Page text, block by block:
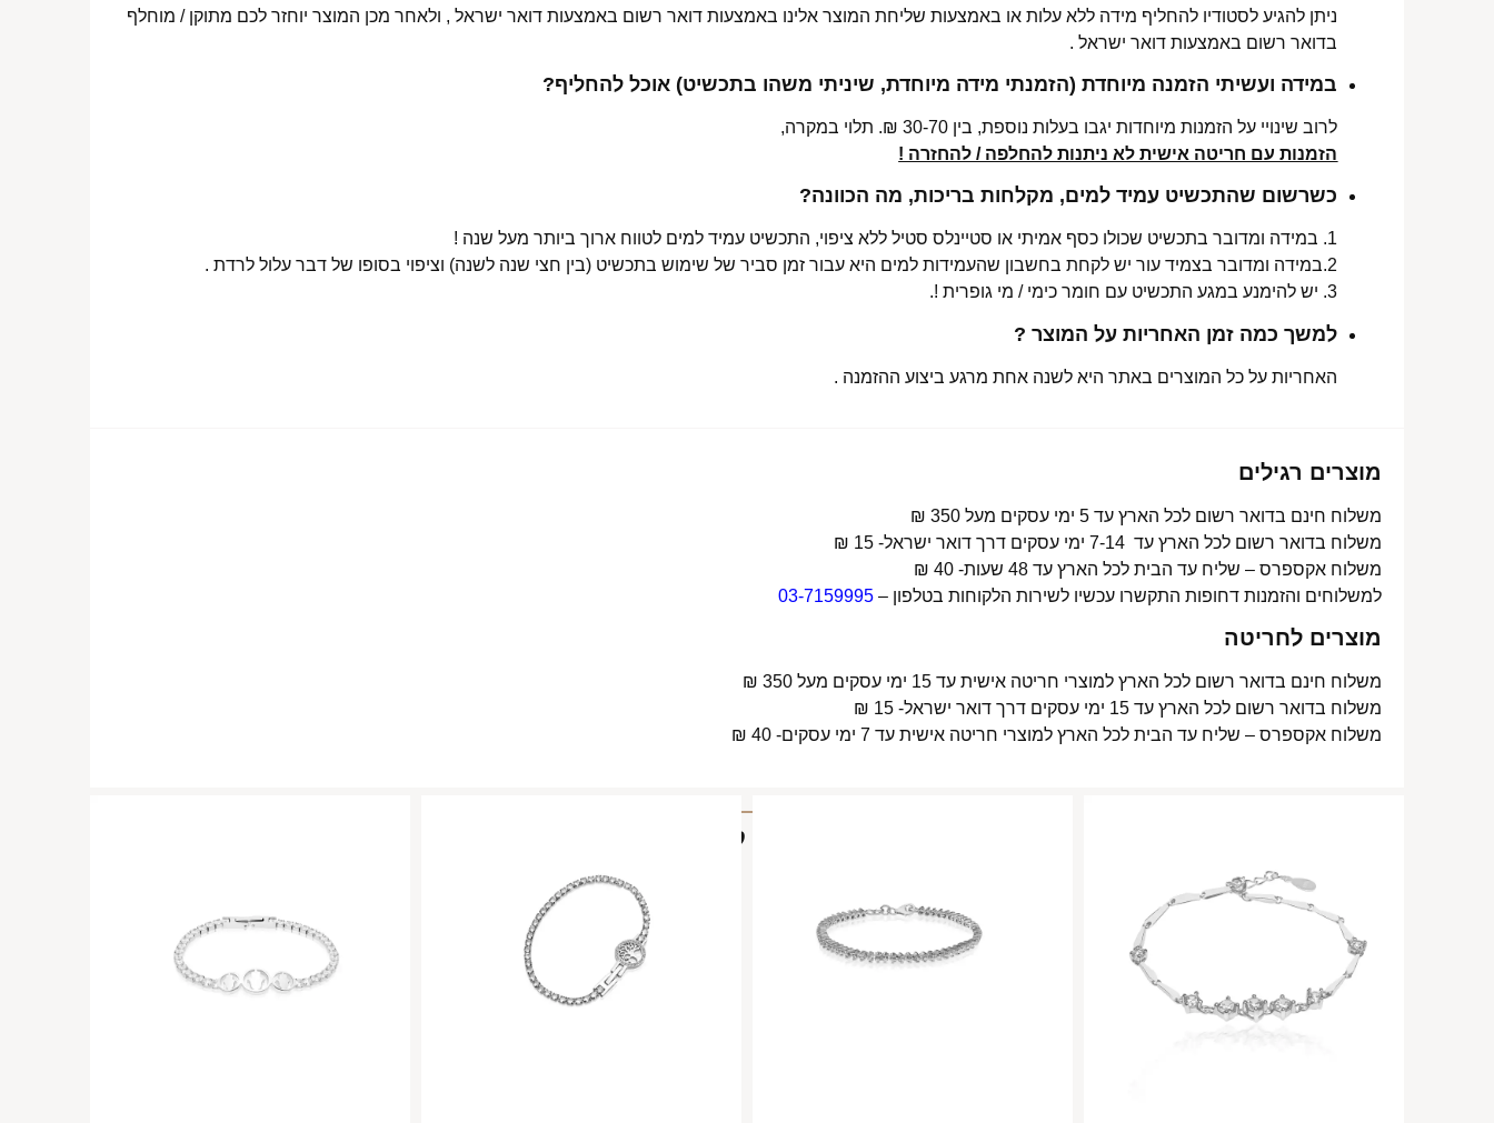
ניתן להגיע לסטודיו להחליף מידה ללא עלות או באמצעות שליחת המוצר אלינו באמצעות דואר רשום באמצעות דואר ישראל , ולאחר מכן המוצר יוחזר לכם מתוקן / מוחלף
בדואר רשום באמצעות דואר ישראל .
במידה ועשיתי הזמנה מיוחדת (הזמנתי מידה מיוחדת, שיניתי משהו בתכשיט) אוכל להחליף?
לרוב שינויי על הזמנות מיוחדות יגבו בעלות נוספת, בין 30-70 ₪. תלוי במקרה,
הזמנות עם חריטה אישית לא ניתנות להחלפה / להחזרה !
כשרשום שהתכשיט עמיד למים, מקלחות בריכות, מה הכוונה?
1. במידה ומדובר בתכשיט שכולו כסף אמיתי או סטיינלס סטיל ללא ציפוי, התכשיט עמיד למים לטווח ארוך ביותר מעל שנה !
2.במידה ומדובר בצמיד עור יש לקחת בחשבון שהעמידות למים היא עבור זמן סביר של שימוש בתכשיט (בין חצי שנה לשנה) וציפוי בסופו של דבר עלול לרדת .
3. יש להימנע במגע התכשיט עם חומר כימי / מי גופרית !.
למשך כמה זמן האחריות על המוצר ?
האחריות על כל המוצרים באתר היא לשנה אחת מרגע ביצוע ההזמנה .
מוצרים רגילים
משלוח חינם בדואר רשום לכל הארץ עד 5 ימי עסקים מעל 350 ₪
משלוח בדואר רשום לכל הארץ עד 7-14 ימי עסקים דרך דואר ישראל- 15 ₪
משלוח אקספרס – שליח עד הבית לכל הארץ עד 48 שעות- 40 ₪
למשלוחים והזמנות דחופות התקשרו עכשיו לשירות הלקוחות בטלפון – 03-7159995
מוצרים לחריטה
משלוח חינם בדואר רשום לכל הארץ למוצרי חריטה אישית עד 15 ימי עסקים מעל 350 ₪
משלוח בדואר רשום לכל הארץ עד 15 ימי עסקים דרך דואר ישראל- 15 ₪
משלוח אקספרס – שליח עד הבית לכל הארץ למוצרי חריטה אישית עד 7 ימי עסקים- 40 ₪
מוצרים קשורים